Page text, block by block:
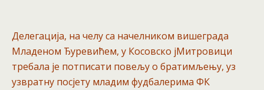
Делегација, на челу са начелником вишеграда
Младеном Ђуревићем, у Косовско јМитровици
требала је потписати повељу о братимљењу, уз
узвратну посјету младим фудбалерима ФК